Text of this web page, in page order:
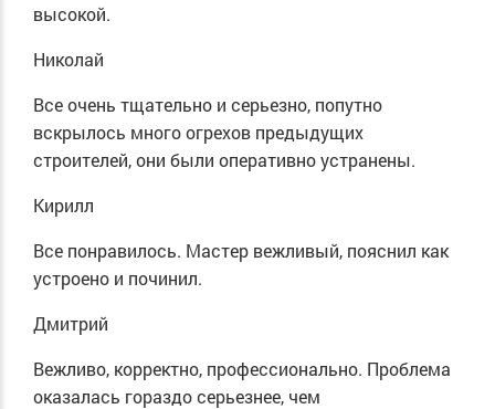
высокой.
Николай
Все очень тщательно и серьезно, попутно
вскрылось много огрехов предыдущих
строителей, они были оперативно устранены.
Кирилл
Все понравилось. Мастер вежливый, пояснил как
устроено и починил.
Дмитрий
Вежливо, корректно, профессионально. Проблема
оказалась гораздо серьезнее, чем